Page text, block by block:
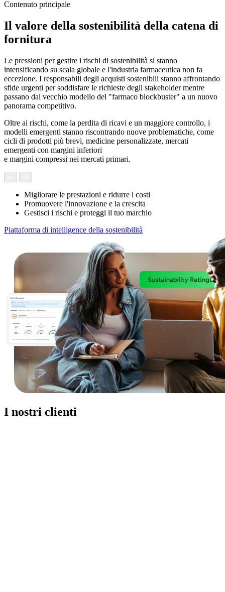
Contenuto principale
Il valore della sostenibilità della catena di
fornitura
Le pressioni per gestire i rischi di sostenibilità si stanno
intensificando su scala globale e l'industria farmaceutica non fa
eccezione. I responsabili degli acquisti sostenibili stanno affrontando
sfide urgenti per soddisfare le richieste degli stakeholder mentre
passano dal vecchio modello del "farmaco blockbuster" a un nuovo
panorama competitivo.
Oltre ai rischi, come la perdita di ricavi e un maggiore controllo, i
modelli emergenti stanno riscontrando nuove problematiche, come
cicli di prodotti più brevi, medicine personalizzate, mercati
emergenti con margini inferiori
e margini compressi nei mercati primari.
Migliorare le prestazioni e ridurre i costi
Promuovere l'innovazione e la crescita
Gestisci i rischi e proteggi il tuo marchio
Piattaforma di intelligence della sostenibilità
I nostri clienti